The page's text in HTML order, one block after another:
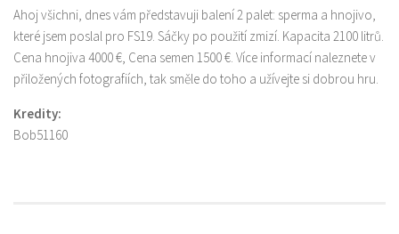
Ahoj všichni, dnes vám představuji balení 2 palet: sperma a hnojivo,
které jsem poslal pro FS19. Sáčky po použití zmizí. Kapacita 2100 litrů.
Cena hnojiva 4000 €, Cena semen 1500 €. Více informací naleznete v
přiložených fotografiích, tak směle do toho a užívejte si dobrou hru.
Kredity:
Bob51160